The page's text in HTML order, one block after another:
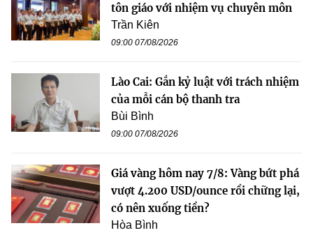
tôn giáo với nhiệm vụ chuyên môn
Trần Kiên
09:00 07/08/2026
Lào Cai: Gắn kỷ luật với trách nhiệm
của mỗi cán bộ thanh tra
Bùi Bình
09:00 07/08/2026
Giá vàng hôm nay 7/8: Vàng bứt phá
vượt 4.200 USD/ounce rồi chững lại,
có nên xuống tiền?
Hòa Bình